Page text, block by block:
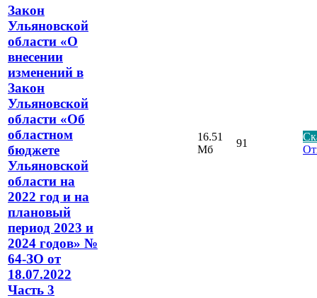
Закон
Ульяновской
области «О
внесении
изменений в
Закон
Ульяновской
области «Об
областном
бюджете
Ульяновской
области на
2022 год и на
плановый
период 2023 и
2024 годов» №
64-ЗО от
18.07.2022
Часть 3
16.51
Мб
91